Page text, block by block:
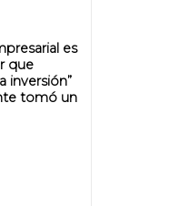
es
que
inversión”
tomó un